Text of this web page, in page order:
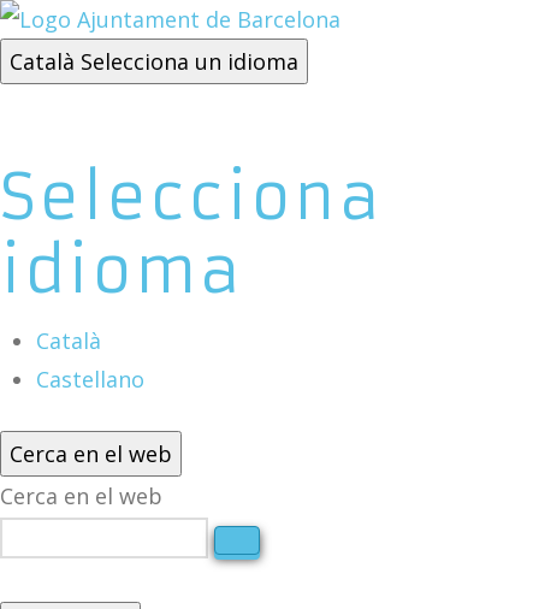
Català Selecciona un idioma
Selecciona
idioma
Català
Castellano
Cerca en el web
Cerca en el web